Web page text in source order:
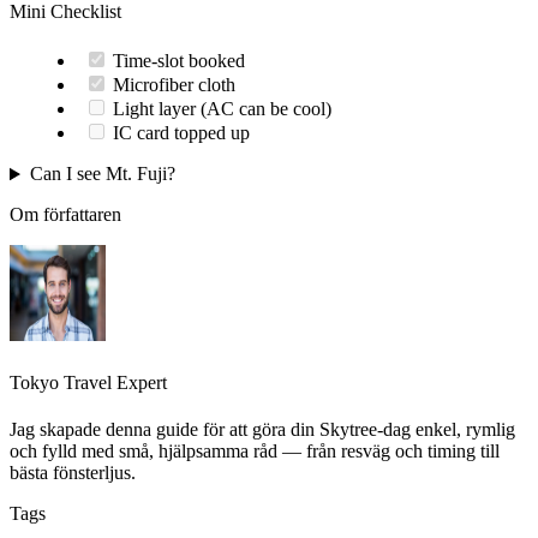
Mini Checklist
Time-slot booked
Microfiber cloth
Light layer (AC can be cool)
IC card topped up
Can I see Mt. Fuji?
Om författaren
Tokyo Travel Expert
Jag skapade denna guide för att göra din Skytree‑dag enkel, rymlig
och fylld med små, hjälpsamma råd — från resväg och timing till
bästa fönsterljus.
Tags